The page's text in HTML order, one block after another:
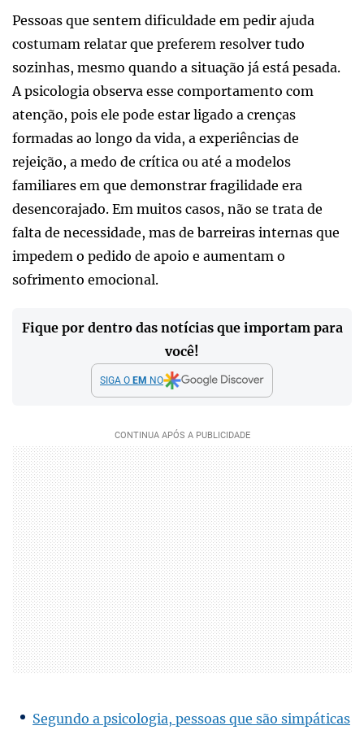
Pessoas que sentem dificuldade em pedir ajuda
costumam relatar que preferem resolver tudo
sozinhas, mesmo quando a situação já está pesada.
A psicologia observa esse comportamento com
atenção, pois ele pode estar ligado a crenças
formadas ao longo da vida, a experiências de
rejeição, a medo de crítica ou até a modelos
familiares em que demonstrar fragilidade era
desencorajado. Em muitos casos, não se trata de
falta de necessidade, mas de barreiras internas que
impedem o pedido de apoio e aumentam o
sofrimento emocional.
Fique por dentro das notícias que importam para
você!
SIGA O EM NO
Segundo a psicologia, pessoas que são simpáticas